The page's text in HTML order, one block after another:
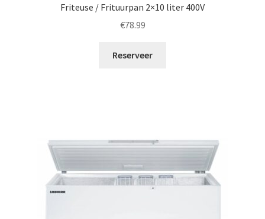
Friteuse / Frituurpan 2×10 liter 400V
€78.99
Reserveer